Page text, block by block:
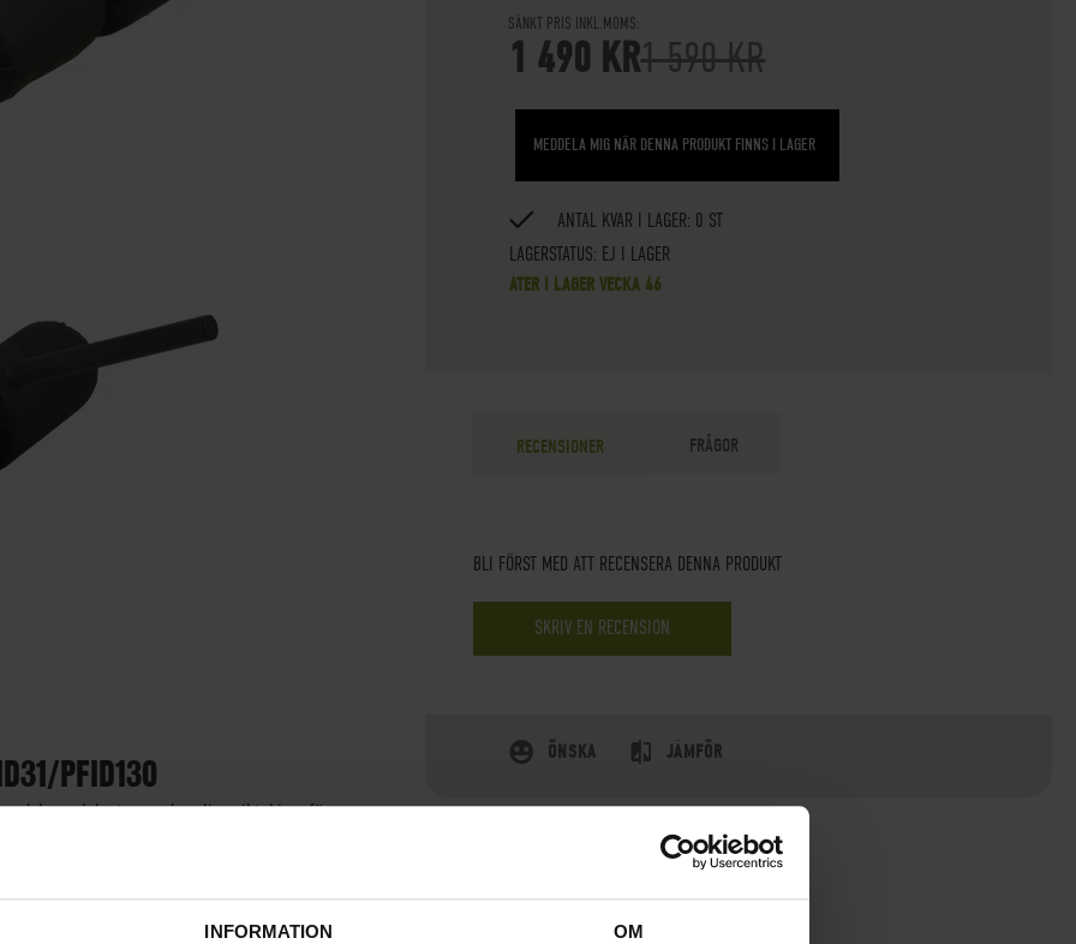
INFORMATION OM
SÄNKT PRIS INKL.MOMS
1 490 KR1 590 KR
MEDDELA MIG NÄR DENNA PRODUKT FINNS I LAGER
LAGERSTATUS: EJ I LAGER
ÅTER I LAGER VECKA 46
ANTAL KVAR I LAGER: 0 ST
RECENSIONER
BLI FÖRST MED ATT RECENSERA DENNA PRODUKT
SKRIV EN RECENSION
FRÅGOR
ÖNSKA JÄMFÖR
PFID130
och lastas med vanliga viktskivor för
i synnerhet för hemmagym där
finns adapter för detta att köpa separat